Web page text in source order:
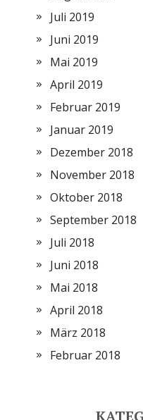
Juli 2019
Juni 2019
Mai 2019
April 2019
Februar 2019
Januar 2019
Dezember 2018
November 2018
Oktober 2018
September 2018
Juli 2018
Juni 2018
Mai 2018
April 2018
März 2018
Februar 2018